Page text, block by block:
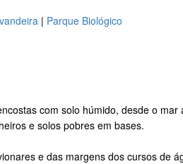
| Parque Biológico
com solo húmido, desde o
e solos pobres em bases.
e das margens dos cursos de